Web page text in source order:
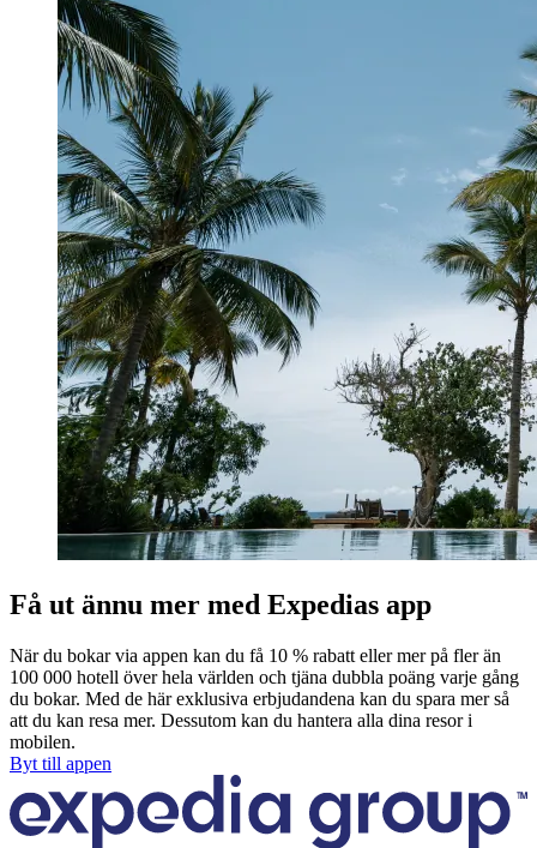
Få ut ännu mer med Expedias app
När du bokar via appen kan du få 10 % rabatt eller mer på fler än
100 000 hotell över hela världen och tjäna dubbla poäng varje gång
du bokar. Med de här exklusiva erbjudandena kan du spara mer så
att du kan resa mer. Dessutom kan du hantera alla dina resor i
mobilen.
Byt till appen